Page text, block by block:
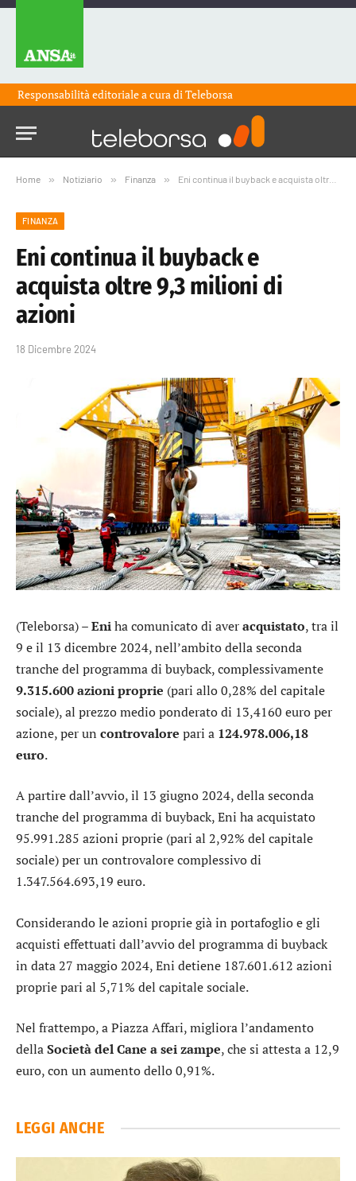
Responsabilità editoriale a cura diTeleborsa
Home » Notiziario » Finanza » Eni continua il buyback e acquista oltre 9,3 milioni di azioni
FINANZA
Eni continua il buyback e
acquista oltre 9,3 milioni di
azioni
18 Dicembre 2024
(Teleborsa) –Eniha comunicato di averacquistato, tra il
9 e il 13 dicembre 2024, nell’ambito della seconda
tranche del programma di buyback, complessivamente
9.315.600 azioni proprie (pari allo 0,28% del capitale
sociale), al prezzo medio ponderato di 13,4160 euro per
azione, per un controvalore pari a 124.978.006,18
euro.
A partire dall’avvio, il 13 giugno 2024, della seconda
tranche del programma di buyback, Eni ha acquistato
95.991.285 azioni proprie (pari al 2,92% del capitale
sociale) per un controvalore complessivo di
1.347.564.693,19 euro.
Considerando le azioni proprie già in portafoglio e gli
acquisti effettuati dall’avvio del programma di buyback
in data 27 maggio 2024, Eni detiene 187.601.612 azioni
proprie pari al 5,71% del capitale sociale.
Nel frattempo, a Piazza Affari, migliora l’andamento
dellaSocietà del Cane a sei zampe, che si attesta a 12,9
euro, con un aumento dello 0,91%.
LEGGI ANCHE